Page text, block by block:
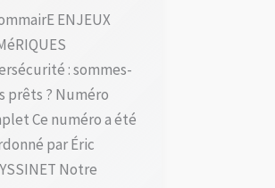
ENJEUX
: sommes-
prêts ? Numéro
Ce numéro a été
par Éric
Notre